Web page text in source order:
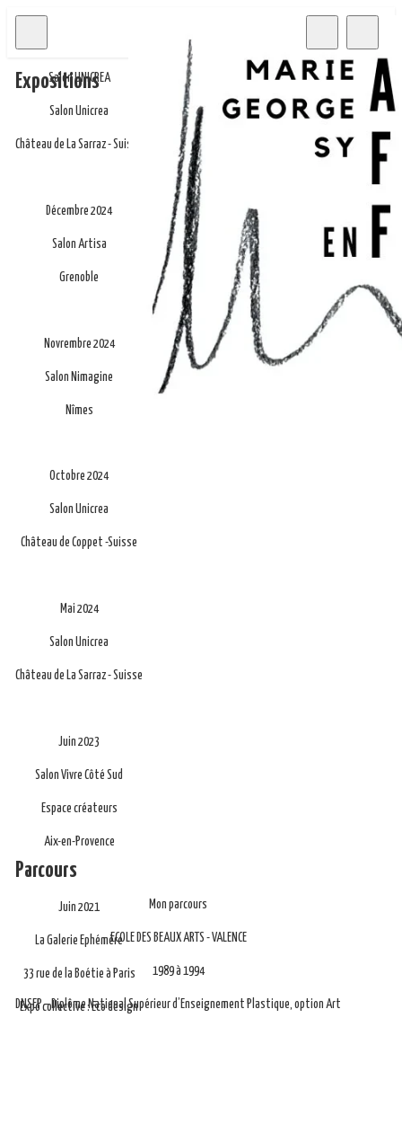
Parcours
Mon parcours
ECOLE DES BEAUX ARTS - VALENCE
1989 à 1994
DNSEP – Diplôme National Supérieur d’Enseignement Plastique, option Art
Expositions
Salon UNICREA
Salon Unicrea
Château de La Sarraz - Suisse
Décembre 2024
Salon Artisa
Grenoble
Novrembre 2024
Salon Nimagine
Nîmes
Octobre 2024
Salon Unicrea
Château de Coppet -Suisse
Mai 2024
Salon Unicrea
Château de La Sarraz - Suisse
Juin 2023
Salon Vivre Côté Sud
Espace créateurs
Aix-en-Provence
Juin 2021
La Galerie Ephémère
33 rue de la Boétie à Paris
Expo collective : Eco design